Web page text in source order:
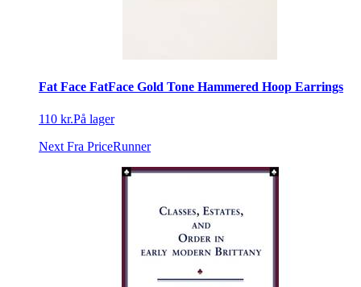
Fat Face FatFace Gold Tone Hammered Hoop Earrings
110 kr.På lager
Next Fra PriceRunner